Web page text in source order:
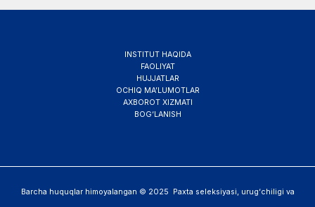
INSTITUT HAQIDA
FAOLIYAT
HUJJATLAR
OCHIQ MA’LUMOTLAR
AXBOROT XIZMATI
BOG‘LANISH
Barcha huquqlar himoyalangan © 2025 Paxta seleksiyasi, urug‘chiligi va